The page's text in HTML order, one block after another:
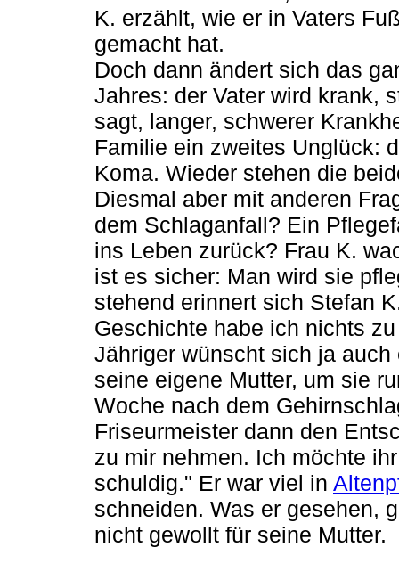
K. erzählt, wie er in Vaters
gemacht hat.
Doch dann ändert sich das
Jahres: der Vater wird krank,
sagt, langer, schwerer
Familie ein zweites Unglück:
Koma. Wieder stehen die
Diesmal aber mit anderen
dem Schlaganfall? Ein
ins Leben zurück? Frau K.
ist es sicher: Man wird sie
stehend erinnert sich Stefan
Geschichte habe ich nichts
Jähriger wünscht sich ja
seine eigene Mutter, um sie
Woche nach dem
Friseurmeister dann den
zu mir nehmen. Ich möchte
schuldig." Er war viel in
schneiden. Was er gesehen,
nicht gewollt für seine Mutter.